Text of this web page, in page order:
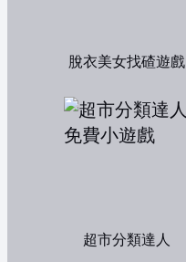
脫衣美女找碴遊戲
超市分類達人